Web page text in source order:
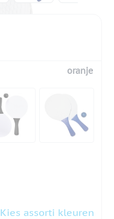
oranje
Kies assorti kleuren